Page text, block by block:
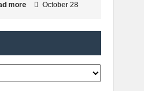
more October 28